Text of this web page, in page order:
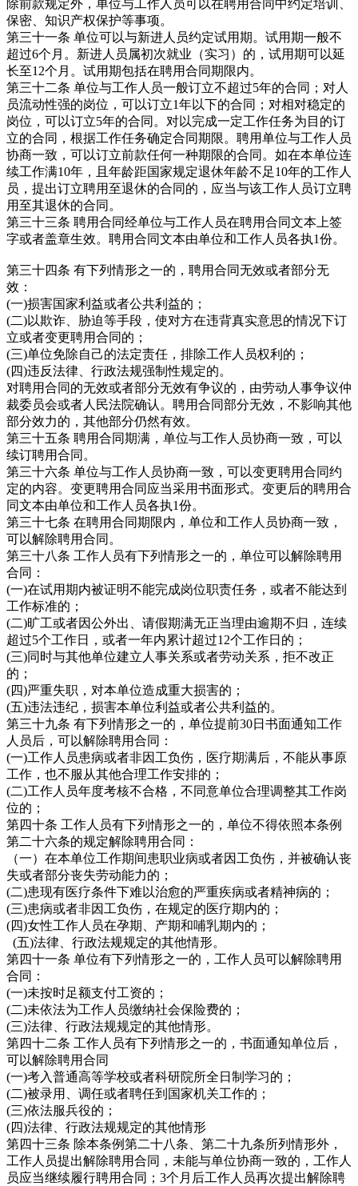
除前款规定外，单位与工作人员可以在聘用合同中约定培训、
保密、知识产权保护等事项。
第三十一条 单位可以与新进人员约定试用期。试用期一般不
超过6个月。新进人员属初次就业（实习）的，试用期可以延
长至12个月。试用期包括在聘用合同期限内。
第三十二条 单位与工作人员一般订立不超过5年的合同；对人
员流动性强的岗位，可以订立1年以下的合同；对相对稳定的
岗位，可以订立5年的合同。对以完成一定工作任务为目的订
立的合同，根据工作任务确定合同期限。聘用单位与工作人员
协商一致，可以订立前款任何一种期限的合同。如在本单位连
续工作满10年，且年龄距国家规定退休年龄不足10年的工作人
员，提出订立聘用至退休的合同的，应当与该工作人员订立聘
用至其退休的合同。
第三十三条 聘用合同经单位与工作人员在聘用合同文本上签
字或者盖章生效。聘用合同文本由单位和工作人员各执1份。
第三十四条 有下列情形之一的，聘用合同无效或者部分无
效：
(一)损害国家利益或者公共利益的；
(二)以欺诈、胁迫等手段，使对方在违背真实意思的情况下订
立或者变更聘用合同的；
(三)单位免除自己的法定责任，排除工作人员权利的；
(四)违反法律、行政法规强制性规定的。
对聘用合同的无效或者部分无效有争议的，由劳动人事争议仲
裁委员会或者人民法院确认。聘用合同部分无效，不影响其他
部分效力的，其他部分仍然有效。
第三十五条 聘用合同期满，单位与工作人员协商一致，可以
续订聘用合同。
第三十六条 单位与工作人员协商一致，可以变更聘用合同约
定的内容。变更聘用合同应当采用书面形式。变更后的聘用合
同文本由单位和工作人员各执1份。
第三十七条 在聘用合同期限内，单位和工作人员协商一致，
可以解除聘用合同。
第三十八条 工作人员有下列情形之一的，单位可以解除聘用
合同：
(一)在试用期内被证明不能完成岗位职责任务，或者不能达到
工作标准的；
(二)旷工或者因公外出、请假期满无正当理由逾期不归，连续
超过5个工作日，或者一年内累计超过12个工作日的；
(三)同时与其他单位建立人事关系或者劳动关系，拒不改正
的；
(四)严重失职，对本单位造成重大损害的；
(五)违法违纪，损害本单位利益或者公共利益的。
第三十九条 有下列情形之一的，单位提前30日书面通知工作
人员后，可以解除聘用合同：
(一)工作人员患病或者非因工负伤，医疗期满后，不能从事原
工作，也不服从其他合理工作安排的；
(二)工作人员年度考核不合格，不同意单位合理调整其工作岗
位的；
第四十条 工作人员有下列情形之一的，单位不得依照本条例
第二十六条的规定解除聘用合同：
（一）在本单位工作期间患职业病或者因工负伤，并被确认丧
失或者部分丧失劳动能力的；
(二)患现有医疗条件下难以治愈的严重疾病或者精神病的；
(三)患病或者非因工负伤，在规定的医疗期内的；
(四)女性工作人员在孕期、产期和哺乳期内的；
(五)法律、行政法规规定的其他情形。
第四十一条 单位有下列情形之一的，工作人员可以解除聘用
合同：
(一)未按时足额支付工资的；
(二)未依法为工作人员缴纳社会保险费的；
(三)法律、行政法规规定的其他情形。
第四十二条 工作人员有下列情形之一的，书面通知单位后，
可以解除聘用合同
(一)考入普通高等学校或者科研院所全日制学习的；
(二)被录用、调任或者聘任到国家机关工作的；
(三)依法服兵役的；
(四)法律、行政法规规定的其他情形
第四十三条 除本条例第二十八条、第二十九条所列情形外，
工作人员提出解除聘用合同，未能与单位协商一致的，工作人
员应当继续履行聘用合同；3个月后工作人员再次提出解除聘